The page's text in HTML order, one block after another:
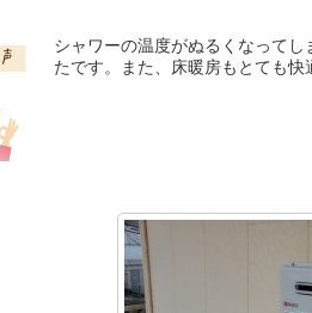
シャワーの温度がぬるくなって
たです。また、床暖房もとても快